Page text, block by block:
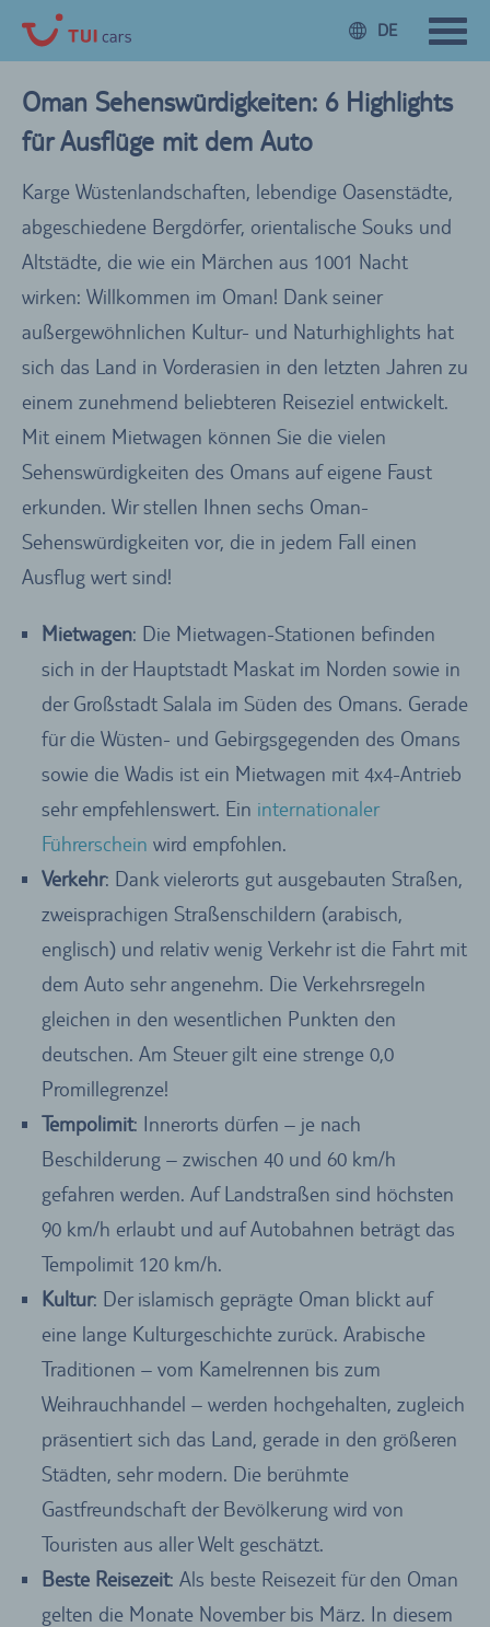
DE
Oman Sehenswürdigkeiten: 6 Highlights
für Ausflüge mit dem Auto
Karge Wüstenlandschaften, lebendige Oasenstädte,
abgeschiedene Bergdörfer, orientalische Souks und
Altstädte, die wie ein Märchen aus 1001 Nacht
wirken: Willkommen im Oman! Dank seiner
außergewöhnlichen Kultur- und Naturhighlights hat
sich das Land in Vorderasien in den letzten Jahren zu
einem zunehmend beliebteren Reiseziel entwickelt.
Mit einem Mietwagen können Sie die vielen
Sehenswürdigkeiten des Omans auf eigene Faust
erkunden. Wir stellen Ihnen sechs Oman-
Sehenswürdigkeiten vor, die in jedem Fall einen
Ausflug wert sind!
Mietwagen: Die Mietwagen-Stationen befinden
sich in der Hauptstadt Maskat im Norden sowie in
der Großstadt Salala im Süden des Omans. Gerade
für die Wüsten- und Gebirgsgegenden des Omans
sowie die Wadis ist ein Mietwagen mit 4x4-Antrieb
sehr empfehlenswert. Ein internationaler
Führerschein wird empfohlen.
Verkehr: Dank vielerorts gut ausgebauten Straßen,
zweisprachigen Straßenschildern (arabisch,
englisch) und relativ wenig Verkehr ist die Fahrt mit
dem Auto sehr angenehm. Die Verkehrsregeln
gleichen in den wesentlichen Punkten den
deutschen. Am Steuer gilt eine strenge 0,0
Promillegrenze!
Tempolimit: Innerorts dürfen – je nach
Beschilderung – zwischen 40 und 60 km/h
gefahren werden. Auf Landstraßen sind höchsten
90 km/h erlaubt und auf Autobahnen beträgt das
Tempolimit 120 km/h.
Kultur: Der islamisch geprägte Oman blickt auf
eine lange Kulturgeschichte zurück. Arabische
Traditionen – vom Kamelrennen bis zum
Weihrauchhandel – werden hochgehalten, zugleich
präsentiert sich das Land, gerade in den größeren
Städten, sehr modern. Die berühmte
Gastfreundschaft der Bevölkerung wird von
Touristen aus aller Welt geschätzt.
Beste Reisezeit: Als beste Reisezeit für den Oman
gelten die Monate November bis März. In diesem